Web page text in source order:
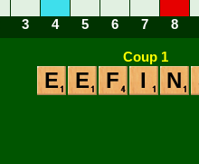
3 4 5 6 7 8
Coup 1
E E F I N